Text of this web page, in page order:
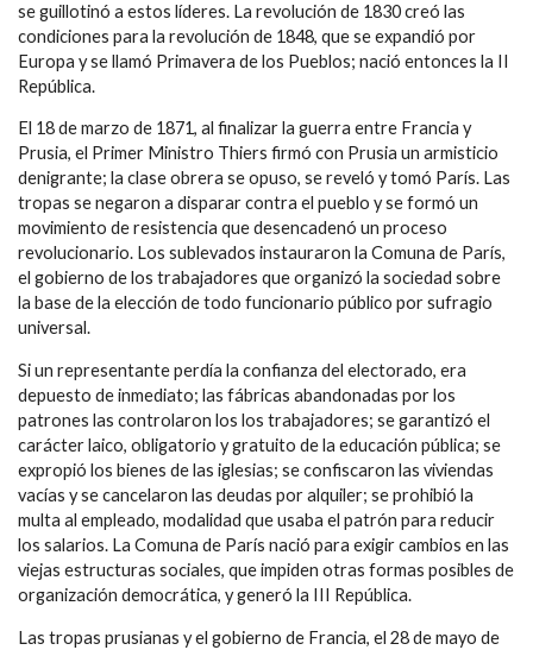
se guillotinó a estos líderes. La revolución de 1830 creó las
condiciones para la revolución de 1848, que se expandió por
Europa y se llamó Primavera de los Pueblos; nació entonces la II
República.
El 18 de marzo de 1871, al finalizar la guerra entre Francia y
Prusia, el Primer Ministro Thiers firmó con Prusia un armisticio
denigrante; la clase obrera se opuso, se reveló y tomó París. Las
tropas se negaron a disparar contra el pueblo y se formó un
movimiento de resistencia que desencadenó un proceso
revolucionario. Los sublevados instauraron la Comuna de París,
el gobierno de los trabajadores que organizó la sociedad sobre
la base de la elección de todo funcionario público por sufragio
universal.
Si un representante perdía la confianza del electorado, era
depuesto de inmediato; las fábricas abandonadas por los
patrones las controlaron los los trabajadores; se garantizó el
carácter laico, obligatorio y gratuito de la educación pública; se
expropió los bienes de las iglesias; se confiscaron las viviendas
vacías y se cancelaron las deudas por alquiler; se prohibió la
multa al empleado, modalidad que usaba el patrón para reducir
los salarios. La Comuna de París nació para exigir cambios en las
viejas estructuras sociales, que impiden otras formas posibles de
organización democrática, y generó la III República.
Las tropas prusianas y el gobierno de Francia, el 28 de mayo de